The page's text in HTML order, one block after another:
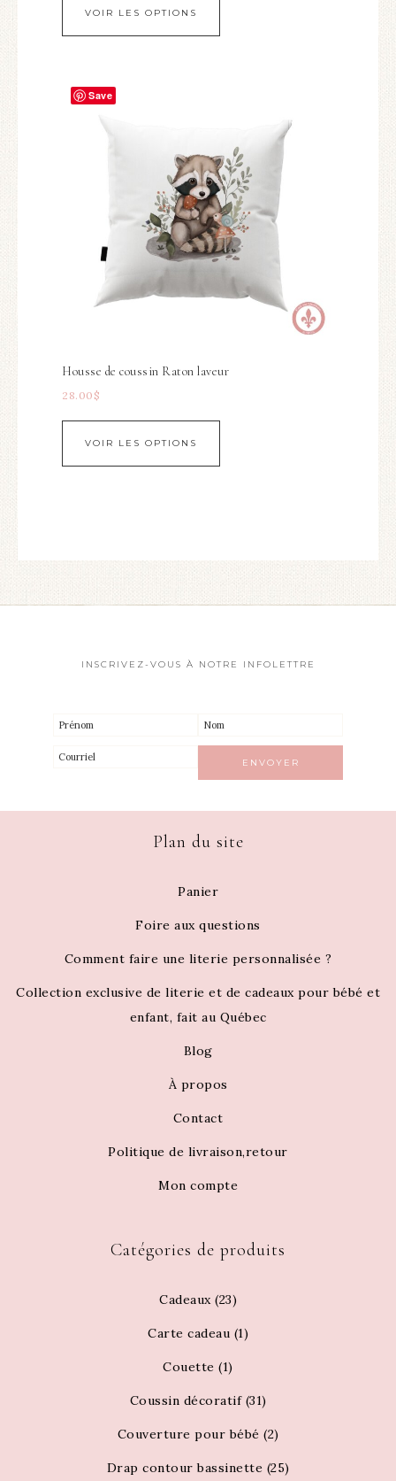
VOIR LES OPTIONS
Save
Housse de coussin Raton laveur
28.00 $
VOIR LES OPTIONS
INSCRIVEZ-VOUS À NOTRE INFOLETTRE
Plan du site
Panier
Foire aux questions
Comment faire une literie personnalisée ?
Collection exclusive de literie et de cadeaux pour bébé et
enfant, fait au Québec
Blog
À propos
Contact
Politique de livraison,retour
Mon compte
Catégories de produits
Cadeaux (23)
Carte cadeau (1)
Couette (1)
Coussin décoratif (31)
Couverture pour bébé (2)
Drap contour bassinette (25)